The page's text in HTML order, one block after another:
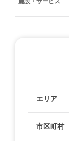
エリア
市区町村